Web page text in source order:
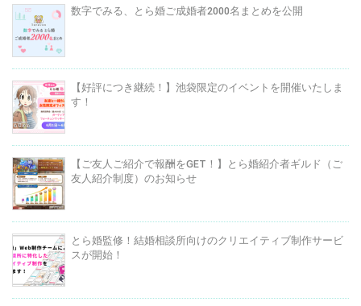
数字でみる、とら婚ご成婚者2000名まとめを公開
【好評につき継続！】池袋限定のイベントを開催いたしま
す！
【ご友人ご紹介で報酬をGET！】とら婚紹介者ギルド（ご
友人紹介制度）のお知らせ
とら婚監修！結婚相談所向けのクリエイティブ制作サービ
スが開始！